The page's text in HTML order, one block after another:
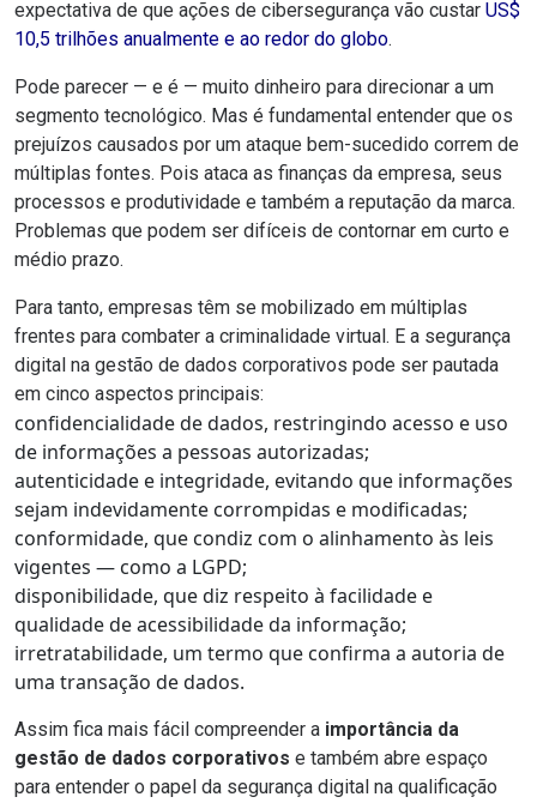
expectativa de que ações de cibersegurança vão custar US$
10,5 trilhões anualmente e ao redor do globo.
Pode parecer — e é — muito dinheiro para direcionar a um
segmento tecnológico. Mas é fundamental entender que os
prejuízos causados por um ataque bem-sucedido correm de
múltiplas fontes. Pois ataca as finanças da empresa, seus
processos e produtividade e também a reputação da marca.
Problemas que podem ser difíceis de contornar em curto e
médio prazo.
Para tanto, empresas têm se mobilizado em múltiplas
frentes para combater a criminalidade virtual. E a segurança
digital na gestão de dados corporativos pode ser pautada
em cinco aspectos principais:
confidencialidade de dados, restringindo acesso e uso
de informações a pessoas autorizadas;
autenticidade e integridade, evitando que informações
sejam indevidamente corrompidas e modificadas;
conformidade, que condiz com o alinhamento às leis
vigentes — como a LGPD;
disponibilidade, que diz respeito à facilidade e
qualidade de acessibilidade da informação;
irretratabilidade, um termo que confirma a autoria de
uma transação de dados.
Assim fica mais fácil compreender a importância da
gestão de dados corporativos e também abre espaço
para entender o papel da segurança digital na qualificação